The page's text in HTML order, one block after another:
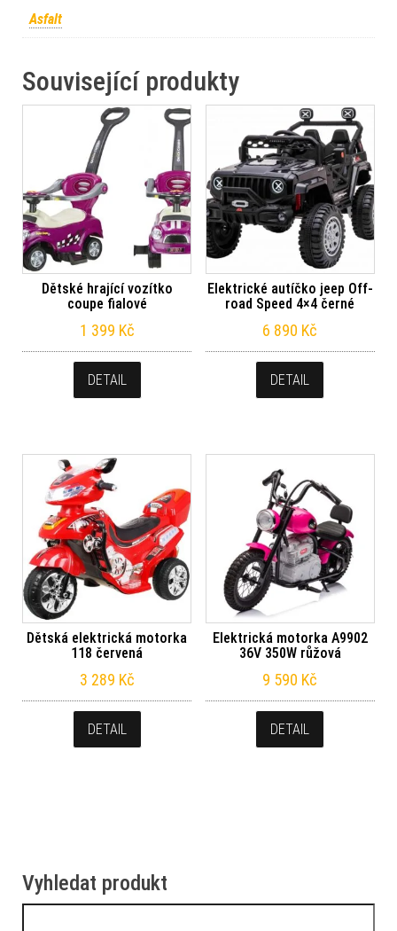
Asfalt
Související produkty
Dětské hrající vozítko
coupe fialové
1 399 Kč
DETAIL
Elektrické autíčko jeep Off-
road Speed 4×4 černé
6 890 Kč
DETAIL
Dětská elektrická motorka
118 červená
3 289 Kč
DETAIL
Elektrická motorka A9902
36V 350W růžová
9 590 Kč
DETAIL
Vyhledat produkt